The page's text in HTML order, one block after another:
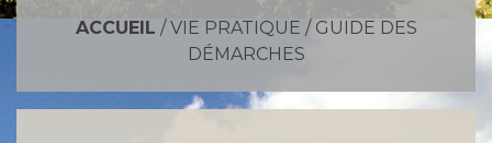
ACCUEIL / VIE PRATIQUE / GUIDE DES
DÉMARCHES